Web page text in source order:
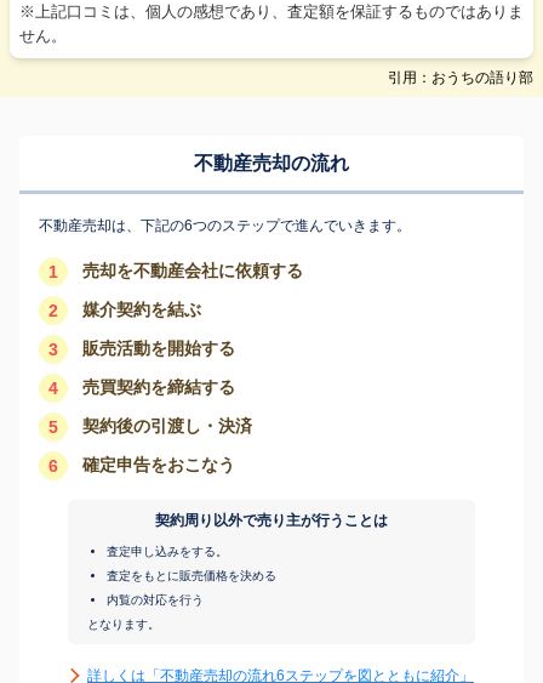
※上記口コミは、個人の感想であり、査定額を保証するものではありま
せん。
引用：おうちの語り部
不動産売却の流れ
不動産売却は、下記の6つのステップで進んでいきます。
1 売却を不動産会社に依頼する
2 媒介契約を結ぶ
3 販売活動を開始する
4 売買契約を締結する
5 契約後の引渡し・決済
6 確定申告をおこなう
契約周り以外で売り主が行うことは
査定申し込みをする。
査定をもとに販売価格を決める
内覧の対応を行う
となります。
詳しくは「不動産売却の流れ6ステップを図とともに紹介」